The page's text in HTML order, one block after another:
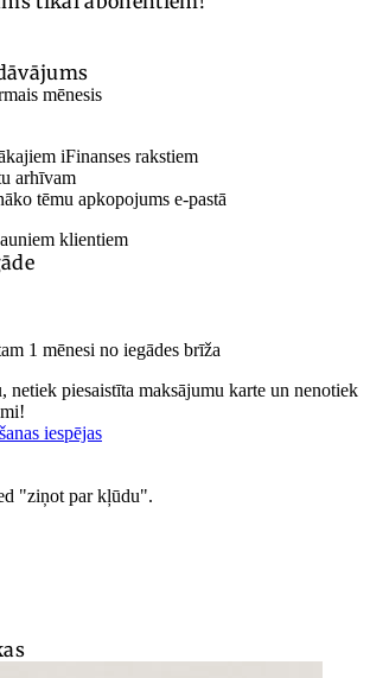
mēnesis
iFinanses rakstiem
arhīvam
tēmu apkopojums e-pastā
klientiem
1 mēnesi no iegādes brīža
piesaistīta maksājumu karte un nenotiek
iespējas
"ziņot par kļūdu".